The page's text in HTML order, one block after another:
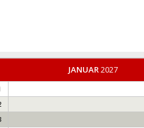
JANUAR2027